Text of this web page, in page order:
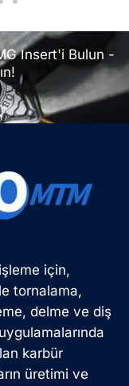
Insert'i Bulun -
için,
tornalama,
delme ve diş
karbür
üretimi ve